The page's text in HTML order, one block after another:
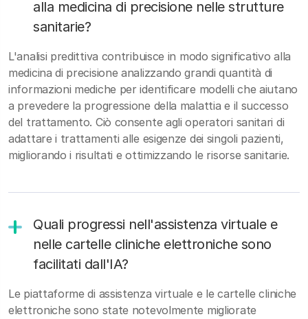
alla medicina di precisione nelle strutture
sanitarie?
L'analisi predittiva contribuisce in modo significativo alla
medicina di precisione analizzando grandi quantità di
informazioni mediche per identificare modelli che aiutano
a prevedere la progressione della malattia e il successo
del trattamento. Ciò consente agli operatori sanitari di
adattare i trattamenti alle esigenze dei singoli pazienti,
migliorando i risultati e ottimizzando le risorse sanitarie.
Quali progressi nell'assistenza virtuale e
nelle cartelle cliniche elettroniche sono
facilitati dall'IA?
Le piattaforme di assistenza virtuale e le cartelle cliniche
elettroniche sono state notevolmente migliorate